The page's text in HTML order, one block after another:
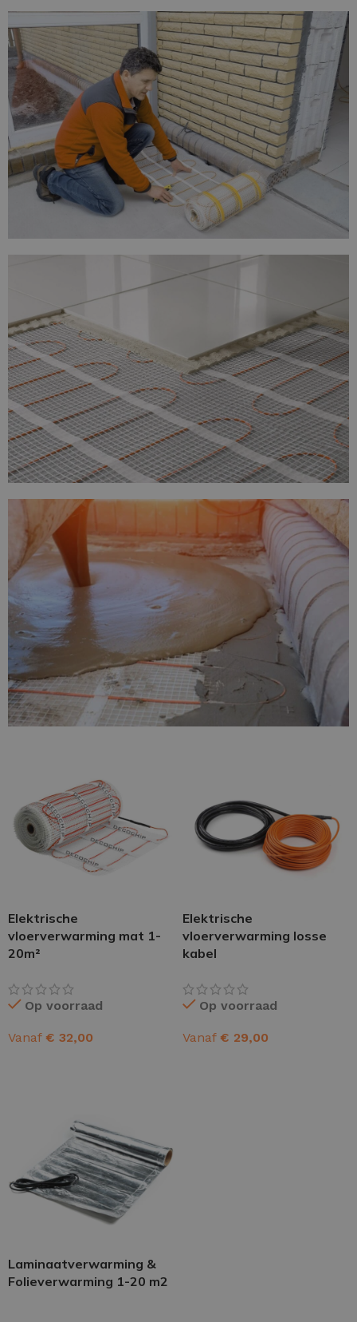
Elektrische
vloerverwarming mat 1-
20m²
Op voorraad
Vanaf € 32,00
Elektrische
vloerverwarming losse
kabel
Op voorraad
Vanaf € 29,00
Laminaatverwarming &
Folieverwarming 1-20 m2